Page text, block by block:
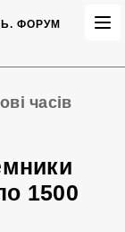
ФОРУМ
часів
1500